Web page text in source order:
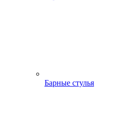
Барные стулья